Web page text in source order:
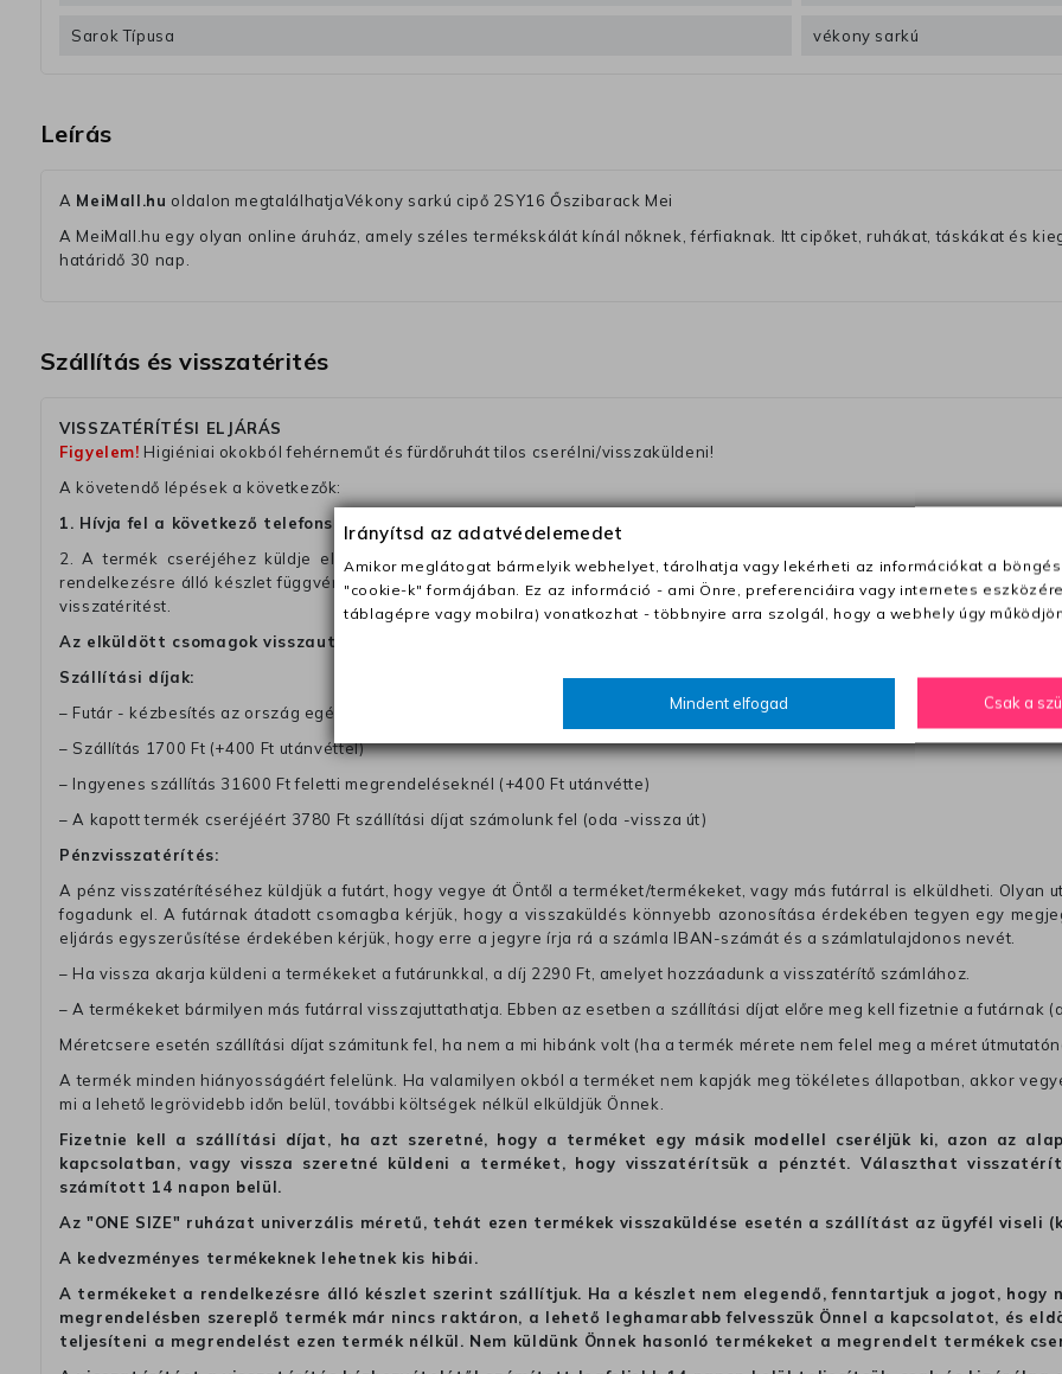
Sarok Típusa vékony sarkú
Leírás
A MeiMall.hu oldalon megtalálhatjaVékony sarkú cipő 2SY16 Őszibarack Mei
A MeiMall.hu egy olyan online áruház, amely széles termékskálát kínál nőknek, férfiaknak. Itt cipőket, ruhákat, táskákat és
határidő 30 nap.
Szállítás és visszatérités
VISSZATÉRÍTÉSI ELJÁRÁS
Figyelem! Higiéniai okokból fehérneműt és fürdőruhát tilos cserélni/visszaküldeni!
A követendő lépések a következők:
1. Hívja fel a következő telefonszámot:+4031 433 54 00
2. A termék cseréjéhez küldje el nekünk a megfelelően becsomagolt terméket, miután megkaptuk, ellenőrizni fogjuk
rendelkezésre álló készlet függvényében. Kérjük, tegyen egy megjegyzést a csomagba, amelyen irja a telefonszámát vagy
visszatéritést.
Az elküldött csomagok visszautasításra kerülnek, ha ezeket nem megfelelő módon csomagolják !!
Szállítási díjak:
– Futár - kézbesítés az ország egész területén, 2-3 munkanapon belül a megrendelés e-mailben / sms-ben történő
– Szállítás 1700 Ft (+400 Ft utánvéttel)
– Ingyenes szállítás 31600 Ft feletti megrendeléseknél (+400 Ft utánvétte)
– A kapott termék cseréjéért 3780 Ft szállítási díjat számolunk fel (oda -vissza út)
Pénzvisszatérítés:
A pénz visszatérítéséhez küldjük a futárt, hogy vegye át Öntől a terméket/termékeket, vagy más futárral is elküldheti. Olyan
fogadunk el. A futárnak átadott csomagba kérjük, hogy a visszaküldés könnyebb azonosítása érdekében tegyen egy
eljárás egyszerűsítése érdekében kérjük, hogy erre a jegyre írja rá a számla IBAN-számát és a számlatulajdonos nevét.
– Ha vissza akarja küldeni a termékeket a futárunkkal, a díj 2290 Ft, amelyet hozzáadunk a visszatérítő számlához.
– A termékeket bármilyen más futárral visszajuttathatja. Ebben az esetben a szállítási díjat előre meg kell fizetnie a futárnak
Méretcsere esetén szállítási díjat számitunk fel, ha nem a mi hibánk volt (ha a termék mérete nem felel meg a méret
A termék minden hiányosságáért felelünk. Ha valamilyen okból a terméket nem kapják meg tökéletes állapotban, akkor
mi a lehető legrövidebb időn belül, további költségek nélkül elküldjük Önnek.
Fizetnie kell a szállítási díjat, ha azt szeretné, hogy a terméket egy másik modellel cseréljük ki, azon az
kapcsolatban, vagy vissza szeretné küldeni a terméket, hogy visszatérítsük a pénztét. Választhat
számított 14 napon belül.
Az "ONE SIZE" ruházat univerzális méretű, tehát ezen termékek visszaküldése esetén a szállítást az ügyfél viseli
A kedvezményes termékeknek lehetnek kis hibái.
A termékeket a rendelkezésre álló készlet szerint szállítjuk. Ha a készlet nem elegendő, fenntartjuk a jogot, hogy
megrendelésben szereplő termék már nincs raktáron, a lehető leghamarabb felvesszük Önnel a kapcsolatot, és
teljesíteni a megrendelést ezen termék nélkül. Nem küldünk Önnek hasonló termékeket a megrendelt termékek
Irányítsd az adatvédelemedet
Amikor meglátogat bármelyik webhelyet, tárolhatja vagy lekérheti az információkat a
"cookie-k" formájában. Ez az információ - ami Önre, preferenciáira vagy internetes
táblagépre vagy mobilra) vonatkozhat - többnyire arra szolgál, hogy a webhely úgy
Mindent elfogad Csak a